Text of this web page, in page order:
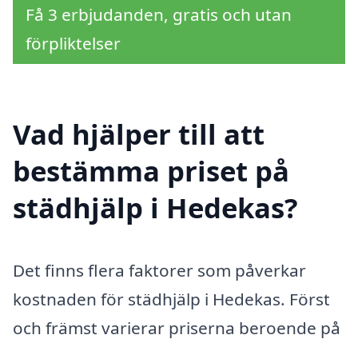
Få 3 erbjudanden, gratis och utan
förpliktelser
Vad hjälper till att
bestämma priset på
städhjälp i Hedekas?
Det finns flera faktorer som påverkar
kostnaden för städhjälp i Hedekas. Först
och främst varierar priserna beroende på